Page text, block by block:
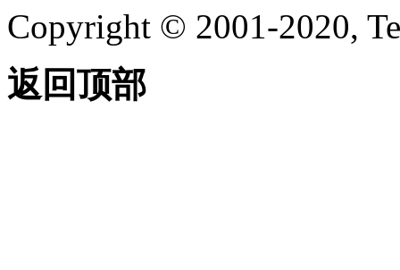
Copyright © 2001-2020,
返回顶部